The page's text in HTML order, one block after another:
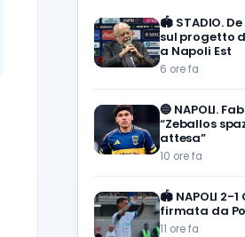
🏟️ STADIO.
sul progetto
a Napoli Est
6 ore fa
🔵 NAPOLI.
“Zeballos
attesa”
10 ore fa
🏟️ NAPOLI 2-
firmata da
11 ore fa